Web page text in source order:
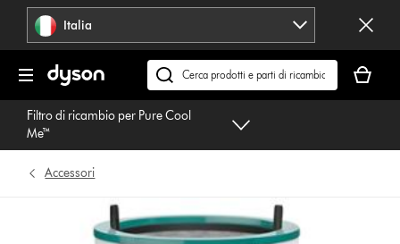
navigazione Italia
Cerca
su
dyson.it
carrello
è
Filtro di ricambio per Pure Cool
Me™
Accessori